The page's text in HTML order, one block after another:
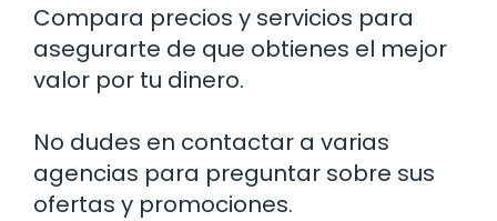
Compara precios y servicios para
asegurarte de que obtienes el mejor
valor por tu dinero.
No dudes en contactar a varias
agencias para preguntar sobre sus
ofertas y promociones.